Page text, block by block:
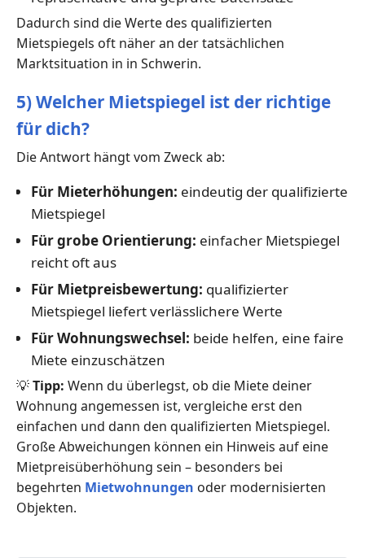
Dadurch sind die Werte des qualifizierten
Mietspiegels oft näher an der tatsächlichen
Marktsituation in in Schwerin.
5) Welcher Mietspiegel ist der richtige
für dich?
Die Antwort hängt vom Zweck ab:
Für Mieterhöhungen: eindeutig der qualifizierte
Mietspiegel
Für grobe Orientierung: einfacher Mietspiegel
reicht oft aus
Für Mietpreisbewertung: qualifizierter
Mietspiegel liefert verlässlichere Werte
Für Wohnungswechsel: beide helfen, eine faire
Miete einzuschätzen
💡Tipp: Wenn du überlegst, ob die Miete deiner
Wohnung angemessen ist, vergleiche erst den
einfachen und dann den qualifizierten Mietspiegel.
Große Abweichungen können ein Hinweis auf eine
Mietpreisüberhöhung sein – besonders bei
begehrten Mietwohnungen oder modernisierten
Objekten.